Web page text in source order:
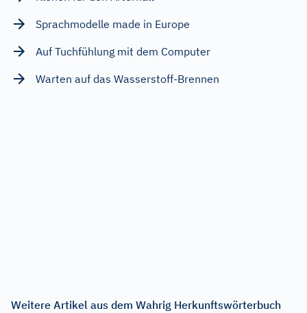
Sprachmodelle made in Europe
Auf Tuchfühlung mit dem Computer
Warten auf das Wasserstoff-Brennen
Weitere Artikel aus dem Wahrig Herkunftswörterbuch